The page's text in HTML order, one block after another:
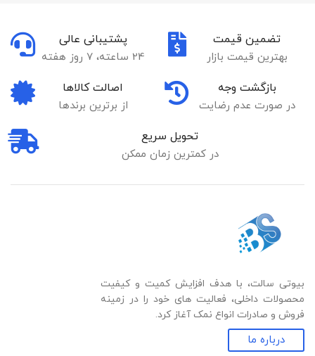
تضمین قیمت
بهترین قیمت بازار
پشتیبانی عالی
24 ساعته، 7 روز هفته
بازگشت وجه
در صورت عدم رضایت
اصالت کالاها
از برترین برندها
تحویل سریع
در کمترین زمان ممکن
بیوتی سالت، با هدف افزایش کمیت و کیفیت
محصولات داخلی، فعالیت های خود را در زمینه
فروش و صادرات انواع نمک آغاز کرد.
درباره ما